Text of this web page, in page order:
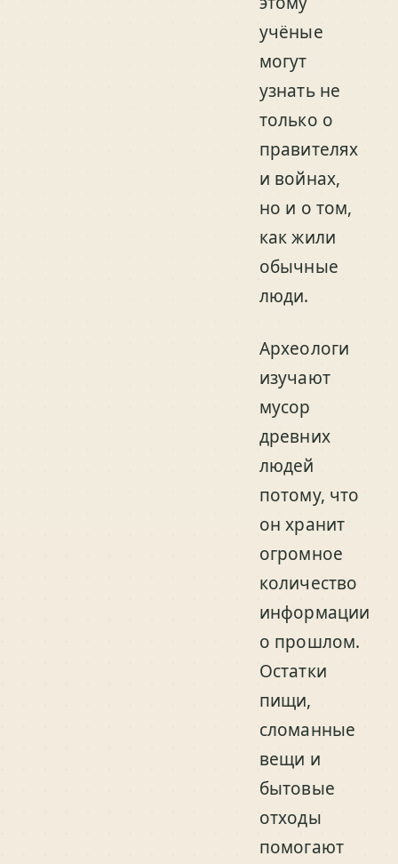
учёные
могут
узнать не
только о
правителях
и войнах,
но и о том,
как жили
обычные
люди.
Археологи
изучают
мусор
древних
людей
потому, что
он хранит
огромное
количество
информации
о прошлом.
Остатки
пищи,
сломанные
вещи и
бытовые
отходы
помогают